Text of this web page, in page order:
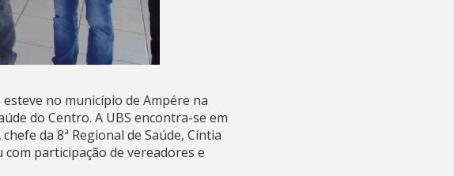
no município de Ampére na
do Centro. A UBS encontra-se em
da 8ª Regional de Saúde, Cíntia
participação de vereadores e